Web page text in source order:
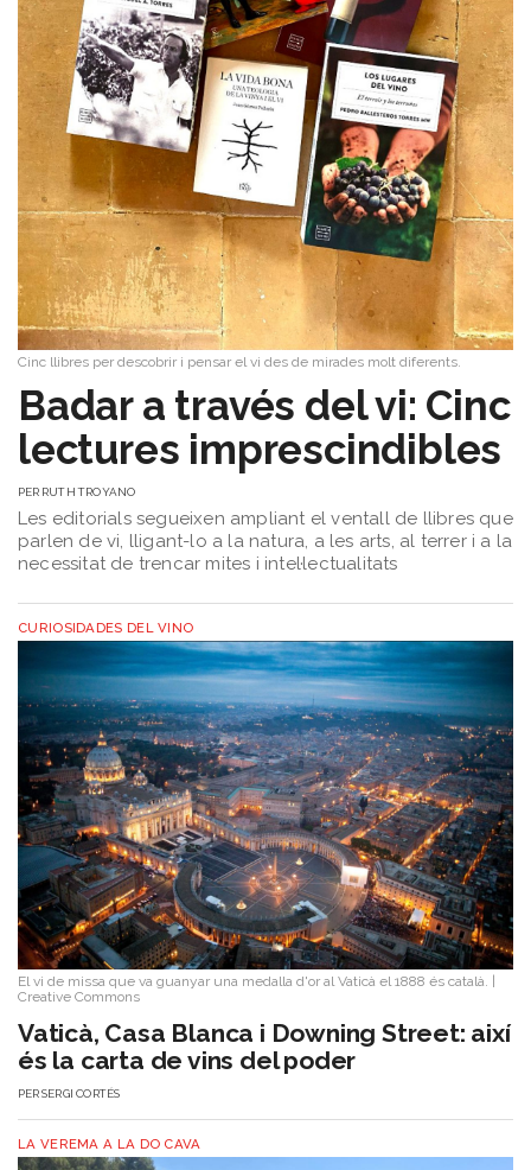
Cinc llibres per descobrir i pensar el vi des de mirades molt diferents.
Badar a través del vi: Cinc
lectures imprescindibles
PER RUTH TROYANO
Les editorials segueixen ampliant el ventall de llibres que
parlen de vi, lligant-lo a la natura, a les arts, al terrer i a la
necessitat de trencar mites i intel·lectualitats
CURIOSIDADES DEL VINO
El vi de missa que va guanyar una medalla d'or al Vaticà el 1888 és català. |
Creative Commons
Vaticà, Casa Blanca i Downing Street: així
és la carta de vins del poder
PERSERGI CORTÉS
LA VEREMA A LA DO CAVA